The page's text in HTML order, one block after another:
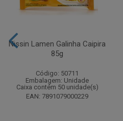
Nissin Lamen Galinha Caipira
85g
Código: 50711
Embalagem: Unidade
Caixa contém 50 unidade(s)
EAN: 7891079000229